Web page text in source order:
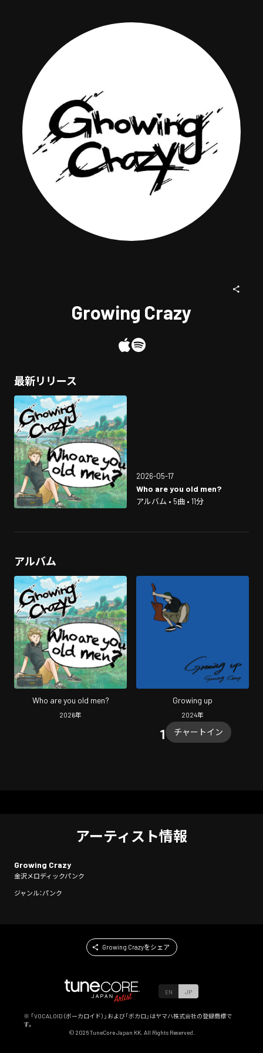
Growing Crazy
最新リリース
2026-05-17
Who are you old men?
アルバム • 5曲 • 11分
アルバム
Who are you old men?
2026年
Growing up
2024年
チャートイン
アーティスト情報
Growing Crazy
金沢メロディックパンク
ジャンル：パンク
Growing Crazyをシェア
EN JP
※ 「VOCALOID（ボーカロイド）」および「ボカロ」はヤマハ株式会社の登録商標で
す。
© 2026TuneCore Japan KK. All Rights Reserved.